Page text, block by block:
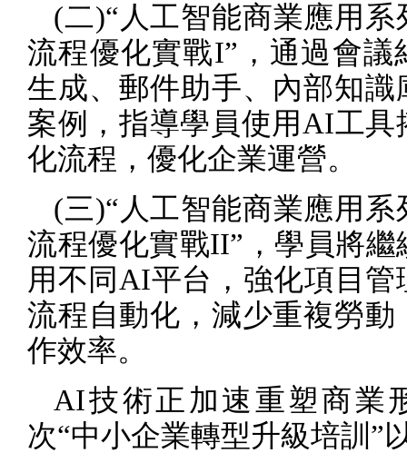
(二)“人工智能商業應用系
流程優化實戰I”，通過會議
生成、郵件助手、內部知識
案例，指導學員使用 AI工具
化流程，優化企業運營。
(三)“人工智能商業應用系
流程優化實戰II”，學員將繼
用不同 AI平台，強化項目管
流程自動化，減少重複勞動
作效率。
AI技術正加速重塑商業
次“中小企業轉型升級培訓”